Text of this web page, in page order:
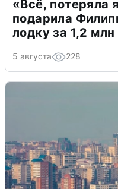
«Всё, потеряла
подарила
лодку за 1,2 млн
5 августа 228